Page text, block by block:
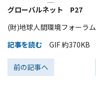
サイトマップ
グローバルネット P27
(財)地球人間環境フォーラム
記事を読む GIF 約370KB
前の記事へ